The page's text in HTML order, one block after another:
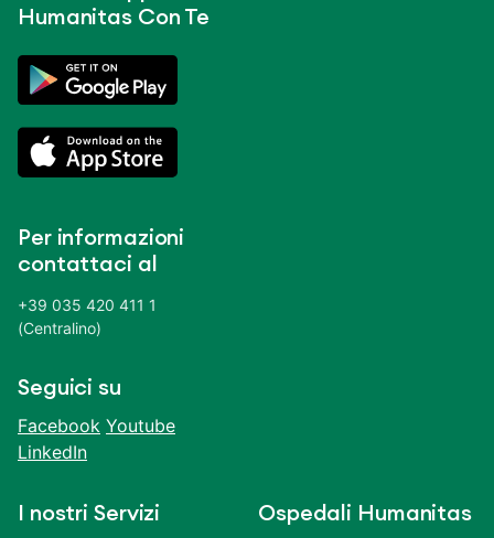
Humanitas Con Te
Per informazioni
contattaci al
+39 035 420 411 1
(Centralino)
Seguici su
Facebook Youtube
LinkedIn
I nostri Servizi Ospedali Humanitas